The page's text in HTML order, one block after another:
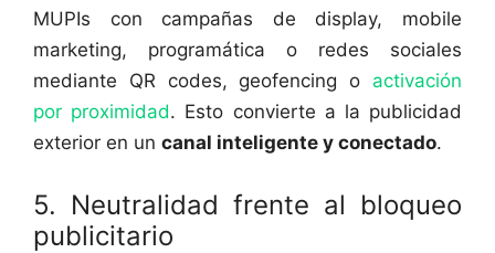
MUPIs con campañas de display, mobile
marketing, programática o redes sociales
mediante QR codes, geofencing o activación
por proximidad. Esto convierte a la publicidad
exterior en un canal inteligente y conectado.
5. Neutralidad frente al bloqueo
publicitario